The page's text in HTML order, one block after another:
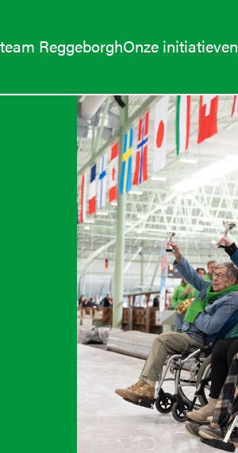
ReggeborghOnze initiatieven